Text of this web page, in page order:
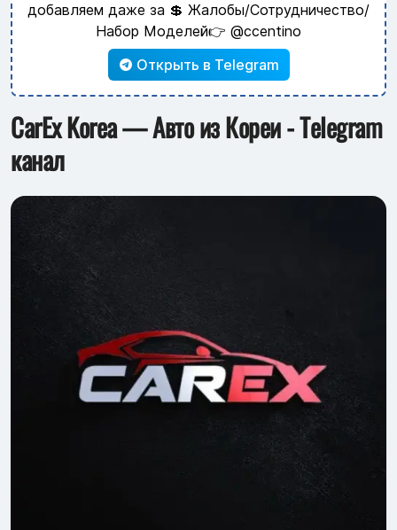
добавляем даже за 💲 Жалобы/Сотрудничество/
Набор Моделей👉 @ccentino
Открыть в Telegram
CarEx Korea — Авто из Кореи - Telegram
канал